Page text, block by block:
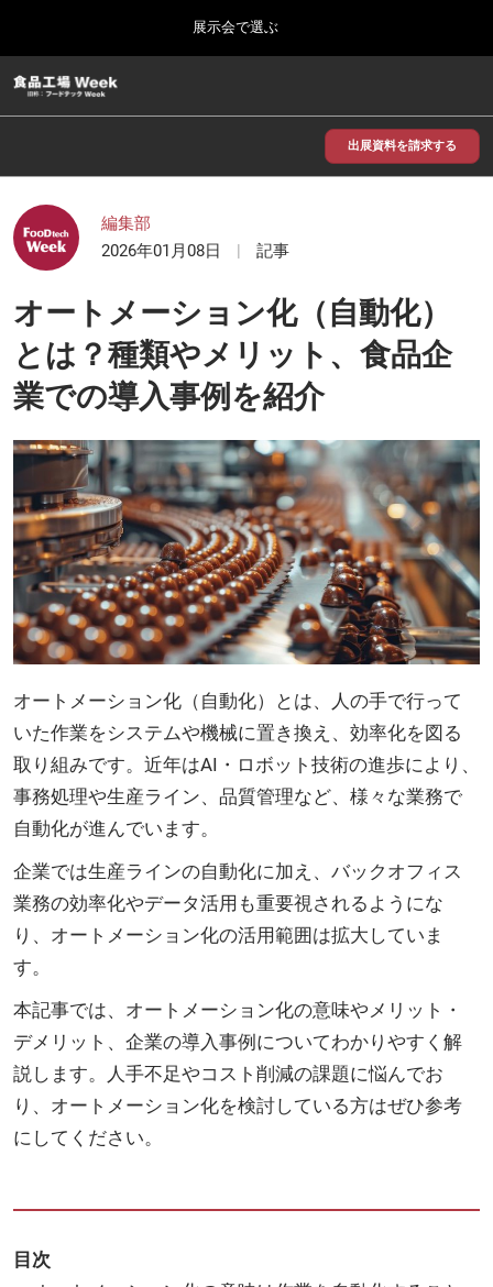
プ
し
進
む
to
close
展示会で選ぶ
2026年11月18日
東京ビッグサイト/Tokyo Big Sight
ー
ナ
シ
ン
を
折
り
た
む
出展資料を請求する
編集部
2026年01月08日
記事
オートメーション化（自動化）
とは？種類やメリット、食品企
業での導入事例を紹介
オートメーション化（自動化）とは、人の手で行って
いた作業をシステムや機械に置き換え、効率化を図る
取り組みです。近年はAI・ロボット技術の進歩により、
事務処理や生産ライン、品質管理など、様々な業務で
自動化が進んでいます。
企業では生産ラインの自動化に加え、バックオフィス
業務の効率化やデータ活用も重要視されるようにな
り、オートメーション化の活用範囲は拡大していま
す。
本記事では、オートメーション化の意味やメリット・
デメリット、企業の導入事例についてわかりやすく解
説します。人手不足やコスト削減の課題に悩んでお
り、オートメーション化を検討している方はぜひ参考
にしてください。
目次